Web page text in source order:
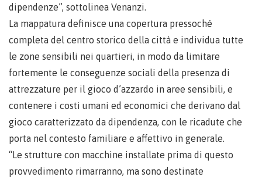
dipendenze”, sottolinea Venanzi.
La mappatura definisce una copertura pressoché
completa del centro storico della città e individua tutte
le zone sensibili nei quartieri, in modo da limitare
fortemente le conseguenze sociali della presenza di
attrezzature per il gioco d’azzardo in aree sensibili, e
contenere i costi umani ed economici che derivano dal
gioco caratterizzato da dipendenza, con le ricadute che
porta nel contesto familiare e affettivo in generale.
“Le strutture con macchine installate prima di questo
provvedimento rimarranno, ma sono destinate